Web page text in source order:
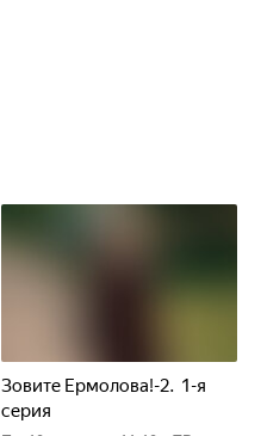
Зовите Ермолова!-2. 1-я
серия